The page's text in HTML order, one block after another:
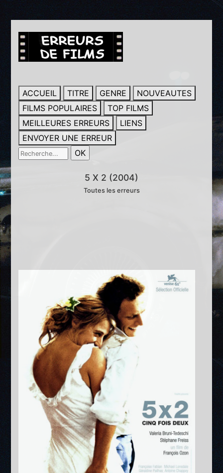
ACCUEIL TITRE GENRE
NOUVEAUTES
FILMS POPULAIRES
TOP FILMS
MEILLEURES ERREURS
LIENS
ENVOYER UNE ERREUR
5 X 2 (2004)
Toutes les erreurs